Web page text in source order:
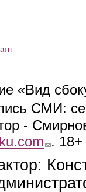
«Вид
СМИ:
-
(link sends e-
. 18+